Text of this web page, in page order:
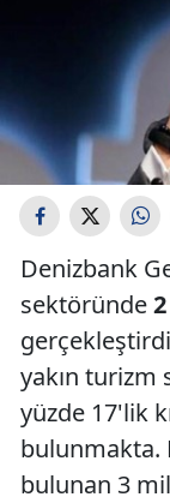
Denizbank
sektöründe
yakın turizm
yüzde 17'lik
bulunmakta.
bulunan 3